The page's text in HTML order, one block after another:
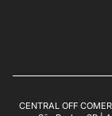
CENTRAL OFF